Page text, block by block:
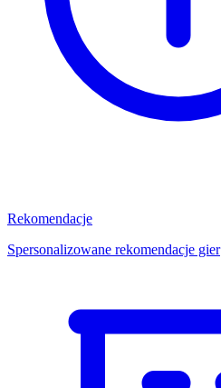
Rekomendacje
Spersonalizowane rekomendacje gier